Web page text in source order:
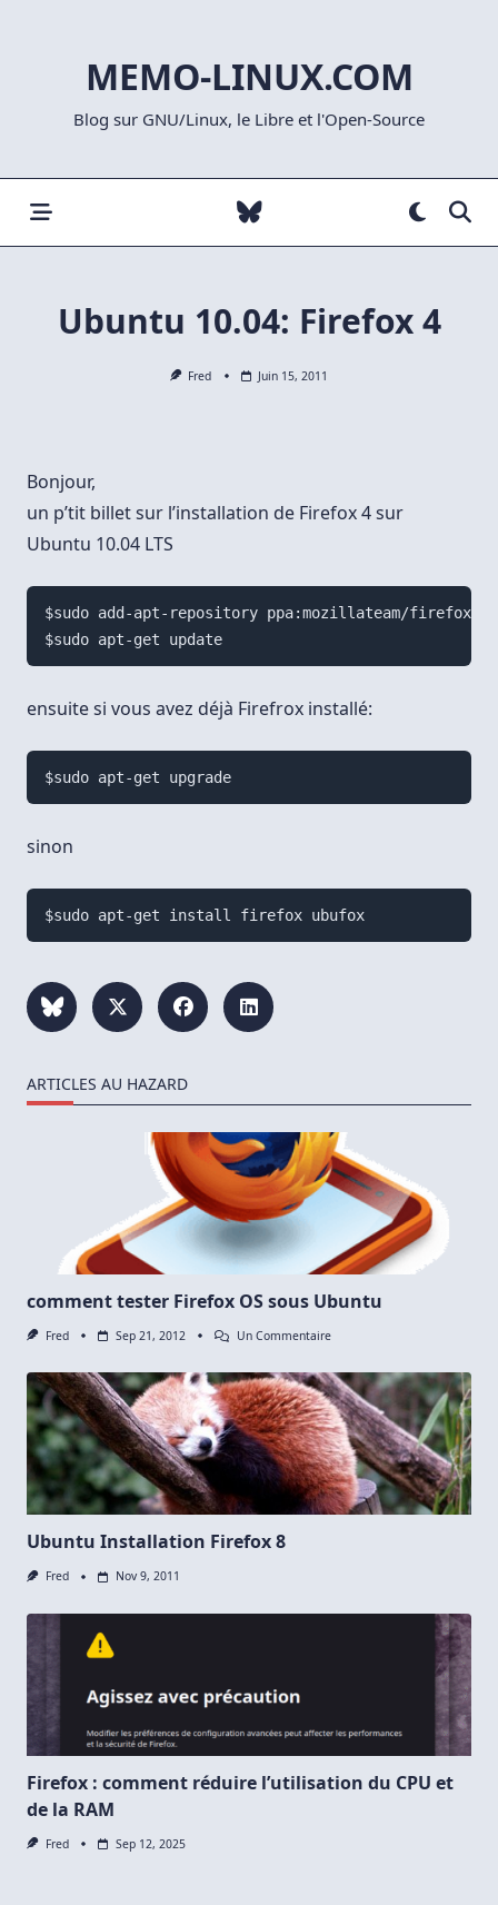
MEMO-LINUX.COM
Blog sur GNU/Linux, le Libre et l'Open-Source
Ubuntu 10.04: Firefox 4
Fred Juin 15, 2011
Bonjour,
un p’tit billet sur l’installation de Firefox 4 sur
Ubuntu 10.04 LTS
$sudo add-apt-repository ppa:mozillateam/firefox-
$sudo apt-get update
ensuite si vous avez déjà Firefrox installé:
$sudo apt-get upgrade
sinon
$sudo apt-get install firefox ubufox
ARTICLES AU HAZARD
comment tester Firefox OS sous Ubuntu
Fred Sep 21, 2012 Un CommentaireSur
Firefox
OS
Sous
Ubuntu
Ubuntu Installation Firefox 8
Fred Nov 9, 2011
Firefox : comment réduire l’utilisation du CPU et
de la RAM
Fred Sep 12, 2025